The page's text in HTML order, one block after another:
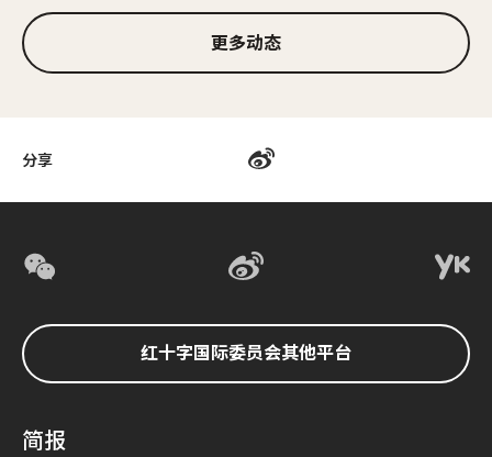
分享
更多动态
红十字国际委员会其他平台
简报